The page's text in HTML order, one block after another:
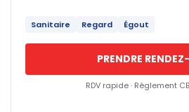
Sanitaire Regard Égout
PRENDRE
RDV rapide · Règlement